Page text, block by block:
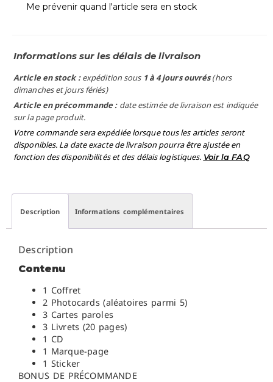
Me prévenir quand l'article sera en stock
Informations sur les délais de livraison
Article en stock :expédition sous 1 à 4 jours ouvrés(hors
dimanches et jours fériés)
Article en précommande : date estimée de livraison est indiquée
sur la page produit.
Votre commande sera expédiée lorsque tous les articles seront
disponibles. La date exacte de livraison pourra être ajustée en
fonction des disponibilités et des délais logistiques. Voir la FAQ
Description Informations complémentaires
Description
Contenu
1 Coffret
2 Photocards (aléatoires parmi 5)
3 Cartes paroles
3 Livrets (20 pages)
1 CD
1 Marque-page
1 Sticker
BONUS DE PRÉCOMMANDE